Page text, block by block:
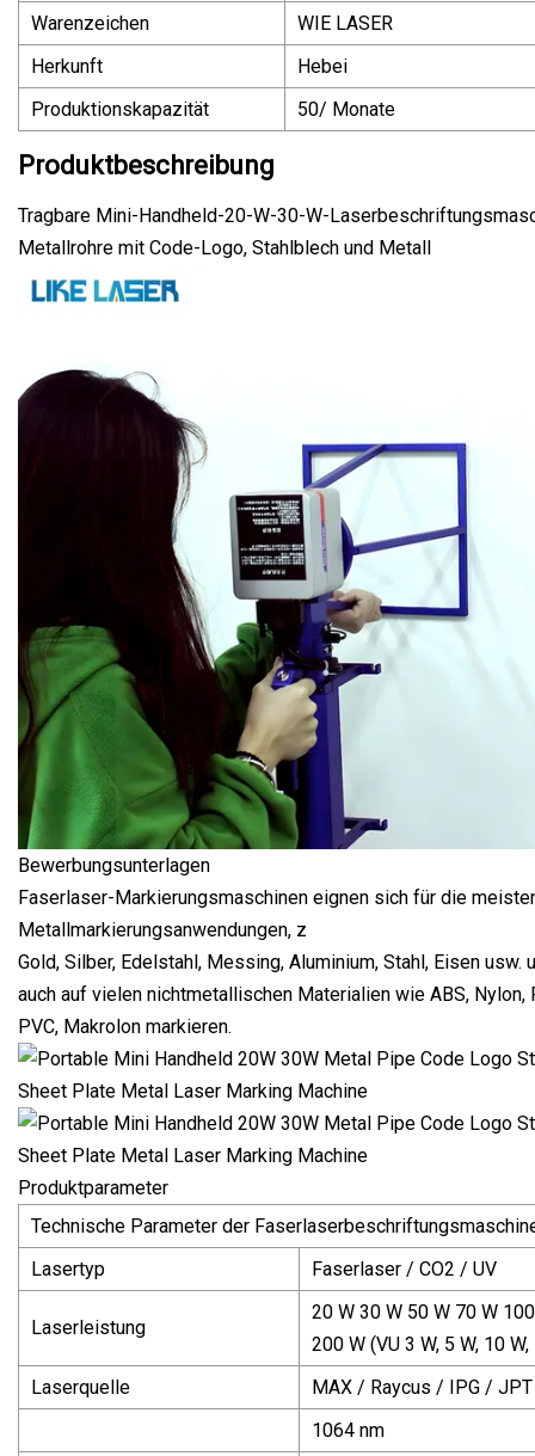
Warenzeichen
WIE LASER
Herkunft
Hebei
Produktionskapazität
50/ Monate
Produktbeschreibung
Tragbare Mini-Handheld-20-W-30-W-
Metallrohre mit Code-Logo, Stahlblech und Metall
Bewerbungsunterlagen
Faserlaser-Markierungsmaschinen eignen sich für die
Metallmarkierungsanwendungen, z
Gold, Silber, Edelstahl, Messing, Aluminium, Stahl, Eisen usw.
auch auf vielen nichtmetallischen Materialien wie ABS, Nylon,
PVC, Makrolon markieren.
Produktparameter
Technische Parameter der
Lasertyp
Faserlaser / CO2 / UV
Laserleistung
20 W 30 W 50 W 70 W
200 W (VU 3 W, 5 W, 10
Laserquelle
MAX / Raycus / IPG / JPT
1064 nm